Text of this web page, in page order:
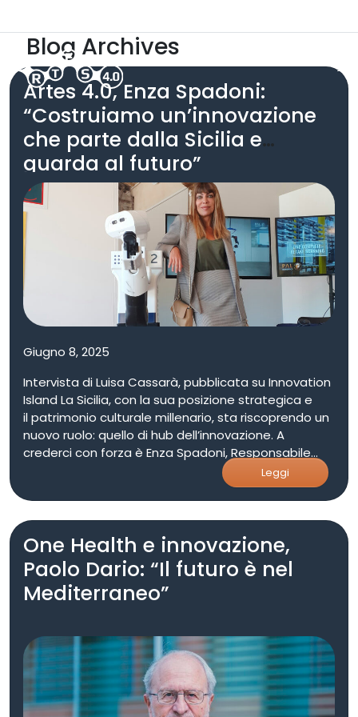
Blog Archives
Artes 4.0, Enza Spadoni:
“Costruiamo un’innovazione
che parte dalla Sicilia e
guarda al futuro”
Giugno 8, 2025
Intervista di Luisa Cassarà, pubblicata su Innovation
Island La Sicilia, con la sua posizione strategica e
il patrimonio culturale millenario, sta riscoprendo un
nuovo ruolo: quello di hub dell’innovazione. A
crederci con forza è Enza Spadoni, Responsabile
Area Trasferimento Tecnologico & Relazioni Esterne
del Centro di Competenza ARTES 4.0. Spadoni,
dopo un percorso accademico e professionale
iniziato alla Scuola Superiore Sant’Anna di Pisa, ha
deciso di riportare il proprio know-how nella sua
terra d’origine. “La politica dell’innovazione in Sicilia
non può prescindere da un modello Mediterraneo”,
afferma, sottolineando quanto l’isola possa essere
dall’agricoltura alla biodiversità, dalla blue economy
all’artigianato e all’industria creativa. Palermo
capitale dell’innovazione sostenibile A Palermo
Artes 4.0, che è un Centro di Competenza ad alta
Leggi
One Health e innovazione,
Paolo Dario: “Il futuro è nel
Mediterraneo”